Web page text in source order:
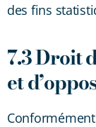
des fins
7.3 Droit
et